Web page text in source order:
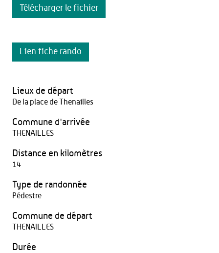
Télécharger le fichier
Lien fiche rando
Lieux de départ
De la place de Thenailles
Commune d'arrivée
THENAILLES
Distance en kilomètres
14
Type de randonnée
Pédestre
Commune de départ
THENAILLES
Durée